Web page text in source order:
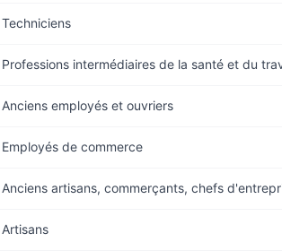
Techniciens
Professions intermédiaires de la santé et du
Anciens employés et ouvriers
Employés de commerce
Anciens artisans, commerçants, chefs
Artisans